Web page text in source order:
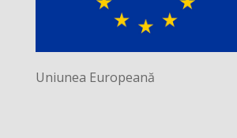
Uniunea Europeană